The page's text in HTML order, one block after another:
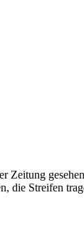
Zeitung
die Streifen